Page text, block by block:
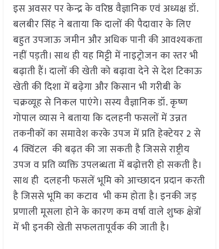
इस अवसर पर केन्द्र के वरिष्ठ वैज्ञानिक एवं अध्यक्ष डॉ.
बलबीर सिंह ने बताया कि दालों की पैदावार के लिए
बहुत उपजाऊ जमीन और अधिक पानी की आवश्यकता
नहीं पड़ती। साथ ही यह मिट्टी में नाइट्रोजन का स्तर भी
बढ़ाती हैं। दालों की खेती को बढ़ावा देने से देश टिकाऊ
खेती की दिशा में बढ़ेगा और किसान भी गरीबी के
चक्रव्यूह से निकल पाएंगे। सस्य वैज्ञानिक डॉ. कृष्ण
गोपाल व्यास ने बताया कि दलहनी फसलों में उन्नत
तकनीकों का समावेश करके उपज में प्रति हेक्टेयर 2 से
4 क्विंटल की बढ़त की जा सकती है जिससे राष्ट्रीय
उपज व प्रति व्यक्ति उपलब्धता में बढ़ोत्तरी हो सकती है।
साथ ही दलहनी फसलें भूमि को आच्छादन प्रदान करती
है जिससे भूमि का कटाव भी कम होता है। इनकी जड़
प्रणाली मूसला होने के कारण कम वर्षा वाले शुष्क क्षेत्रों
में भी इनकी खेती सफलतापूर्वक की जाती है।